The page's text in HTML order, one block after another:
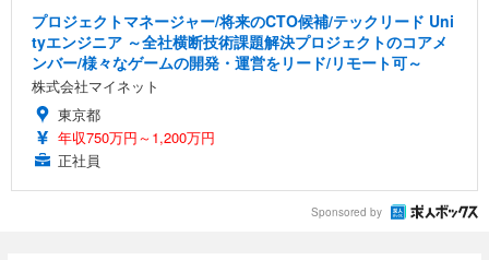
プロジェクトマネージャー/将来のCTO候補/テックリード Uni
tyエンジニア ～全社横断技術課題解決プロジェクトのコアメ
ンバー/様々なゲームの開発・運営をリード/リモート可～
株式会社マイネット
東京都
年収750万円～1,200万円
正社員
Sponsored by